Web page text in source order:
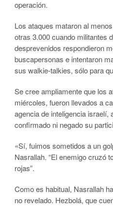
operación.
Los ataques mataron al
otras 3.000 cuando militantes
desprevenidos respondieron
buscapersonas e intentaron
sus walkie-talkies, sólo para
Se cree ampliamente que los
miércoles, fueron llevados a
agencia de inteligencia israelí,
confirmado ni negado su
«Sí, fuimos sometidos a un
Nasrallah. “El enemigo cruzó
rojas”.
Como es habitual, Nasrallah
no revelado. Hezbolá, que